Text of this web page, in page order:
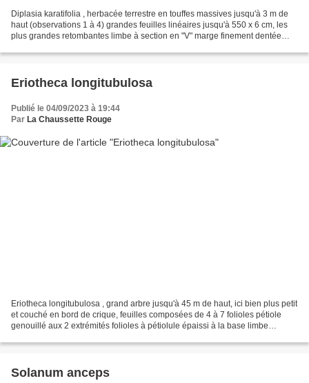
Diplasia karatifolia , herbacée terrestre en touffes massives jusqu'à 3 m de
haut (observations 1 à 4) grandes feuilles linéaires jusqu'à 550 x 6 cm, les
plus grandes retombantes limbe à section en "V" marge finement dentée
Eriotheca longitubulosa
Publié le 04/09/2023 à 19:44
Par La Chaussette Rouge
Eriotheca longitubulosa , grand arbre jusqu'à 45 m de haut, ici bien plus petit
et couché en bord de crique, feuilles composées de 4 à 7 folioles pétiole
genouillé aux 2 extrémités folioles à pétiolule épaissi à la base limbe
Solanum anceps